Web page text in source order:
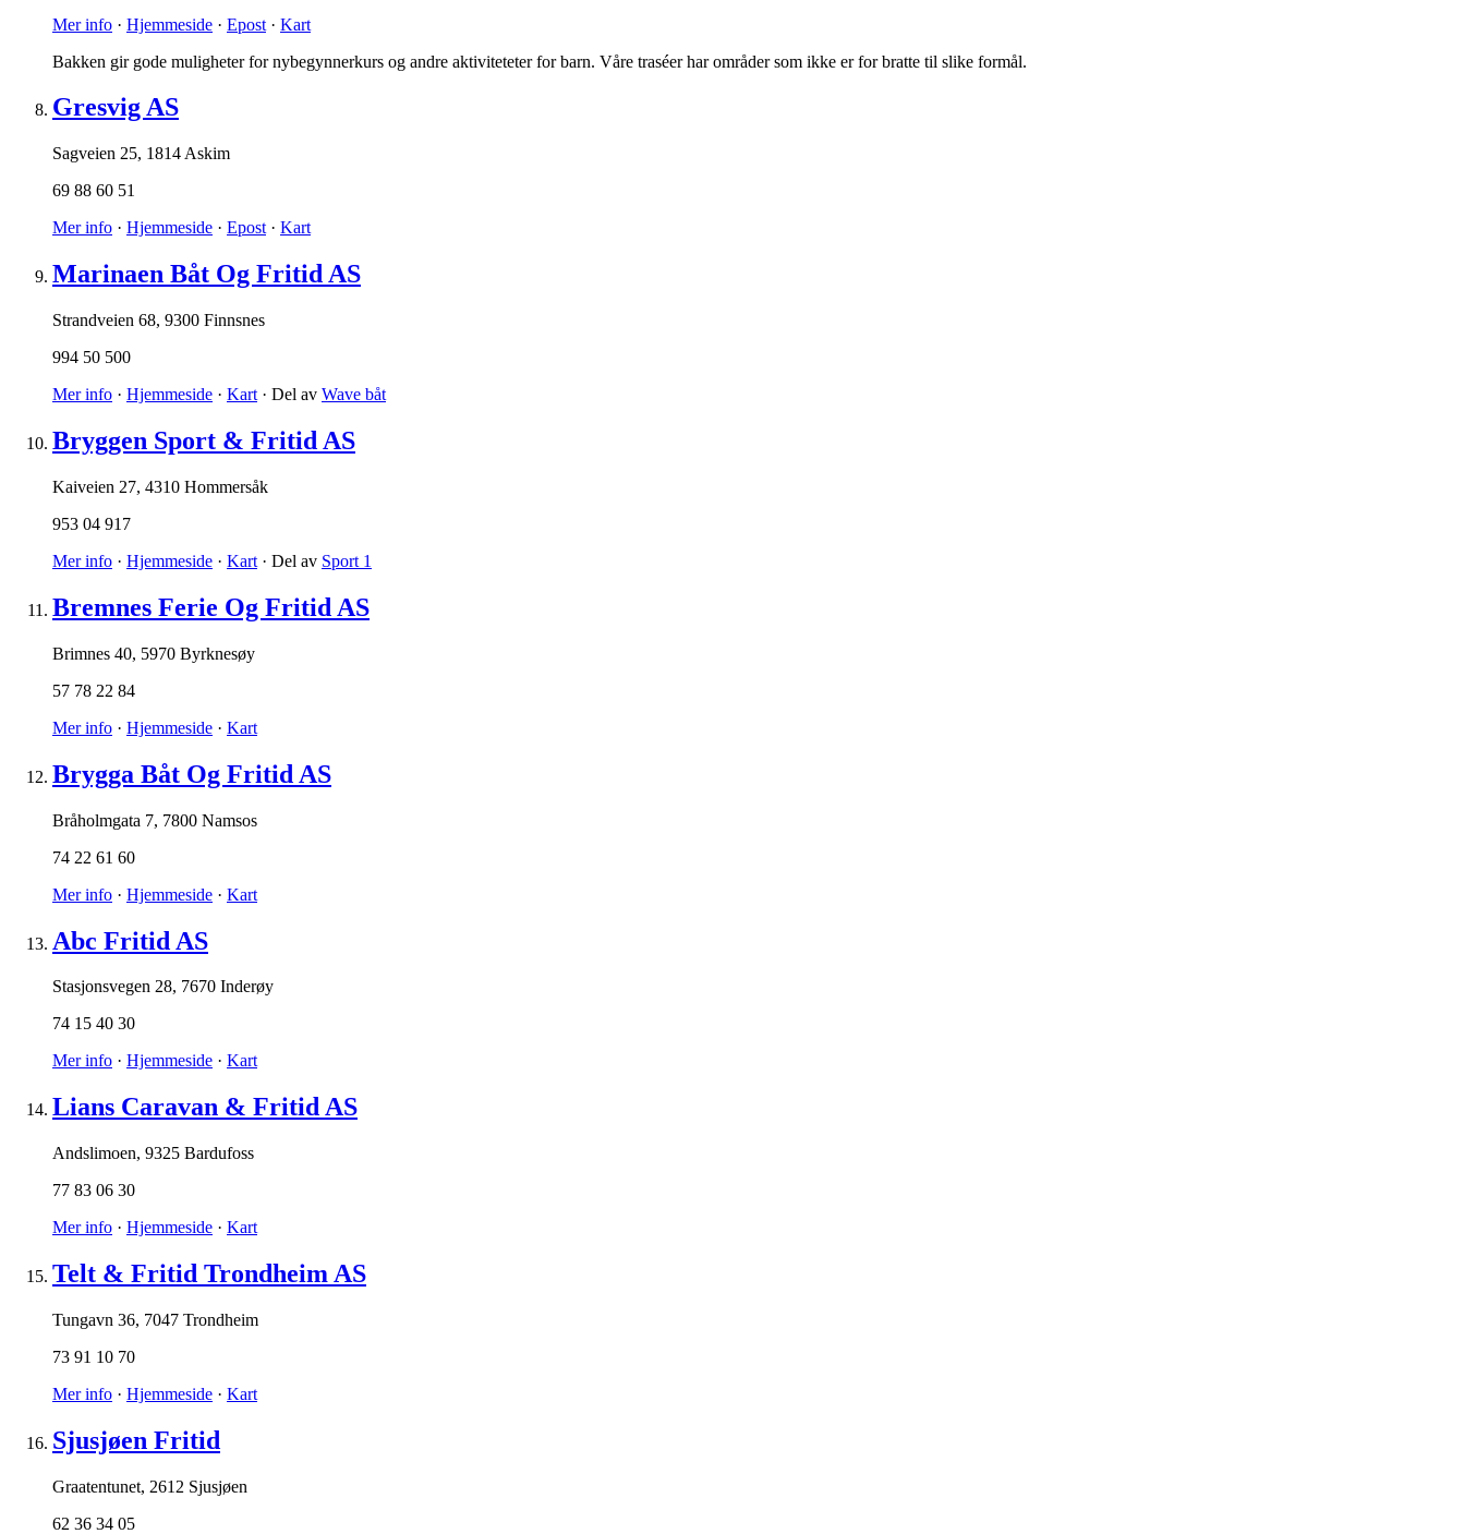
Mer info · Hjemmeside · Epost · Kart
Bakken gir gode muligheter for nybegynnerkurs og andre aktiviteteter for barn. Våre traséer har områder som ikke er for bratte til slike formål.
Gresvig AS
Sagveien 25, 1814 Askim
69 88 60 51
Mer info · Hjemmeside · Epost · Kart
Marinaen Båt Og Fritid AS
Strandveien 68, 9300 Finnsnes
994 50 500
Mer info · Hjemmeside · Kart · Del av Wave båt
Bryggen Sport & Fritid AS
Kaiveien 27, 4310 Hommersåk
953 04 917
Mer info · Hjemmeside · Kart · Del av Sport 1
Bremnes Ferie Og Fritid AS
Brimnes 40, 5970 Byrknesøy
57 78 22 84
Mer info · Hjemmeside · Kart
Brygga Båt Og Fritid AS
Bråholmgata 7, 7800 Namsos
74 22 61 60
Mer info · Hjemmeside · Kart
Abc Fritid AS
Stasjonsvegen 28, 7670 Inderøy
74 15 40 30
Mer info · Hjemmeside · Kart
Lians Caravan & Fritid AS
Andslimoen, 9325 Bardufoss
77 83 06 30
Mer info · Hjemmeside · Kart
Telt & Fritid Trondheim AS
Tungavn 36, 7047 Trondheim
73 91 10 70
Mer info · Hjemmeside · Kart
Sjusjøen Fritid
Graatentunet, 2612 Sjusjøen
62 36 34 05